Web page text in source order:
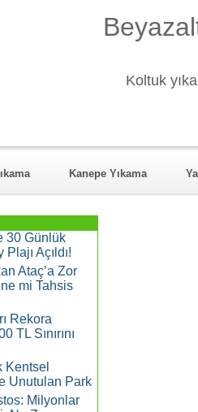
Koltuk
Kanepe Yıkama
30 Günlük
Açıldı!
Ataç’a Zor
mi Tahsis
Rekora
TL Sınırını
Kentsel
Unutulan Park
Milyonlar